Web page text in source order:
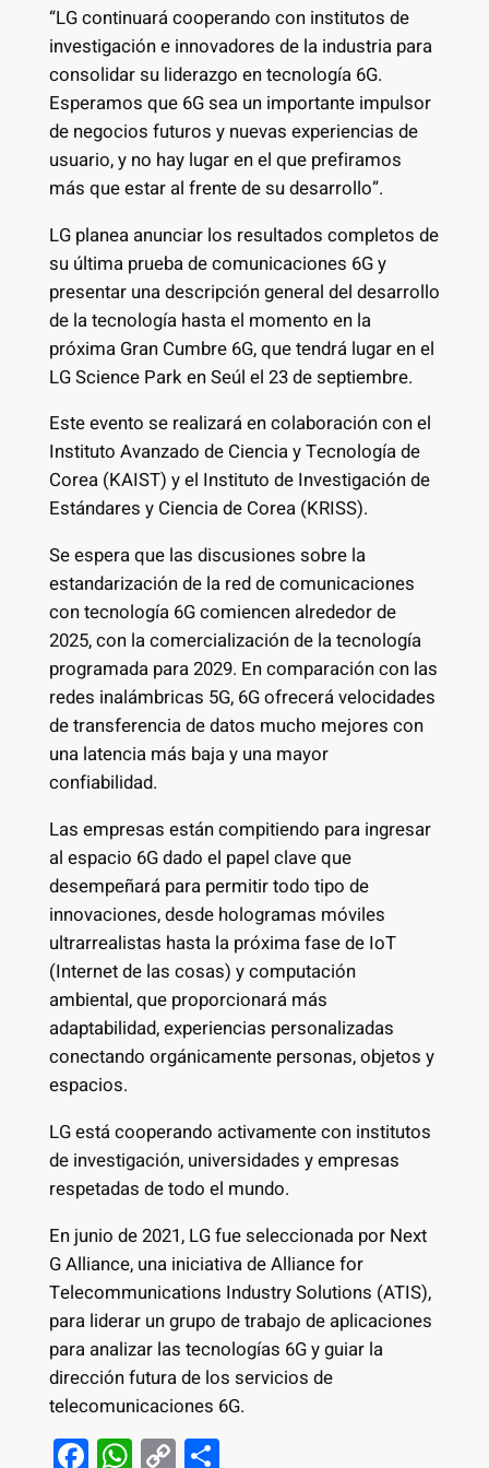
“LG continuará cooperando con institutos de
investigación e innovadores de la industria para
consolidar su liderazgo en tecnología 6G.
Esperamos que 6G sea un importante impulsor
de negocios futuros y nuevas experiencias de
usuario, y no hay lugar en el que prefiramos
más que estar al frente de su desarrollo”.
LG planea anunciar los resultados completos de
su última prueba de comunicaciones 6G y
presentar una descripción general del desarrollo
de la tecnología hasta el momento en la
próxima Gran Cumbre 6G, que tendrá lugar en el
LG Science Park en Seúl el 23 de septiembre.
Este evento se realizará en colaboración con el
Instituto Avanzado de Ciencia y Tecnología de
Corea (KAIST) y el Instituto de Investigación de
Estándares y Ciencia de Corea (KRISS).
Se espera que las discusiones sobre la
estandarización de la red de comunicaciones
con tecnología 6G comiencen alrededor de
2025, con la comercialización de la tecnología
programada para 2029. En comparación con las
redes inalámbricas 5G, 6G ofrecerá velocidades
de transferencia de datos mucho mejores con
una latencia más baja y una mayor
confiabilidad.
Las empresas están compitiendo para ingresar
al espacio 6G dado el papel clave que
desempeñará para permitir todo tipo de
innovaciones, desde hologramas móviles
ultrarrealistas hasta la próxima fase de IoT
(Internet de las cosas) y computación
ambiental, que proporcionará más
adaptabilidad, experiencias personalizadas
conectando orgánicamente personas, objetos y
espacios.
LG está cooperando activamente con institutos
de investigación, universidades y empresas
respetadas de todo el mundo.
En junio de 2021, LG fue seleccionada por Next
G Alliance, una iniciativa de Alliance for
Telecommunications Industry Solutions (ATIS),
para liderar un grupo de trabajo de aplicaciones
para analizar las tecnologías 6G y guiar la
dirección futura de los servicios de
telecomunicaciones 6G.
F W C S